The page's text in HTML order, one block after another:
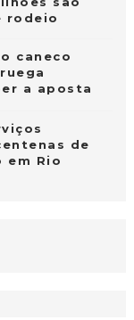
rodeio
caneco
a aposta
de
em Rio